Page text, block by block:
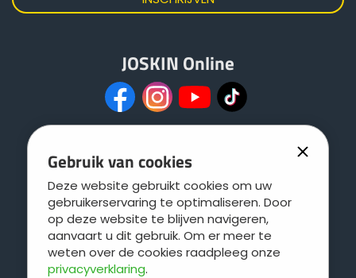
Gebruik van cookies
Deze website gebruikt cookies om uw
gebruikerservaring te optimaliseren. Door
op deze website te blijven navigeren,
aanvaart u dit gebruik. Om er meer te
weten over de cookies raadpleeg onze
privacyverklaring.
Inrichting voor "natte plekken"
Metalen sleufkouters
Schijven vóór de kouters
Schijven zonder smering
Schraaptanden op nivelleereg
JOSKIN Online
Contact